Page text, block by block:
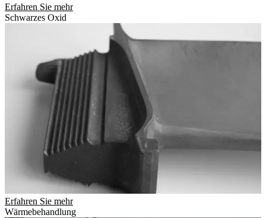
Erfahren Sie mehr
Schwarzes Oxid
Erfahren Sie mehr
Wärmebehandlung